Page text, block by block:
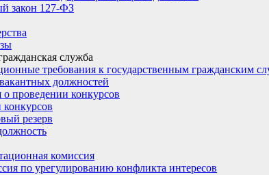
закон 127-ФЗ
служба
требования к государственным гражданским
должностей
проведении конкурсов
резерв
комиссия
по урегулированию конфликта интересов